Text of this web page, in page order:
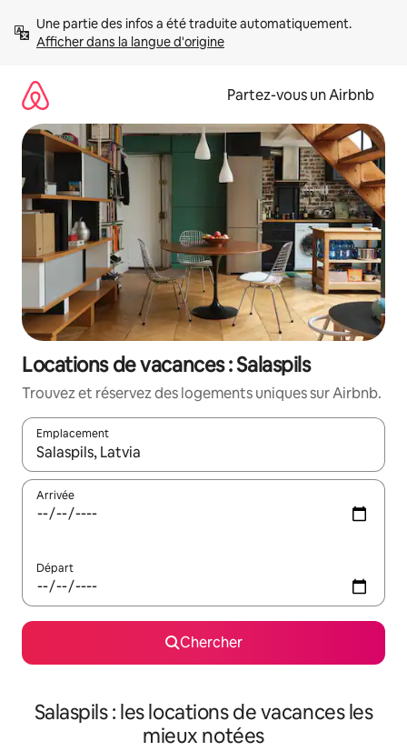
directement
Afficher dans la langue d'origine
Partez-vous un Airbnb
Locations de vacances : Salaspils
Trouvez et réservez des logements uniques sur Airbnb.
Emplacement
Quand les résultats sont affichés, parcourez-les en utilisant
Arrivée
Départ
Chercher
Salaspils : les locations de vacances les
mieux notées